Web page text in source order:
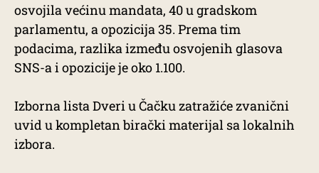
osvojila većinu mandata, 40 u gradskom
parlamentu, a opozicija 35. Prema tim
podacima, razlika između osvojenih glasova
SNS-a i opozicije je oko 1.100.
Izborna lista Dveri u Čačku zatražiće zvanični
uvid u kompletan birački materijal sa lokalnih
izbora.